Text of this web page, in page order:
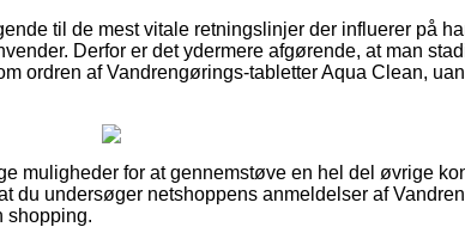
til de mest vitale retningslinjer der influerer på
Derfor er det ydermere afgørende, at man
ordren af Vandrengørings-tabletter Aqua Clean,
muligheder for at gennemstøve en hel del øvrige
du undersøger netshoppens anmeldelser af
shopping.